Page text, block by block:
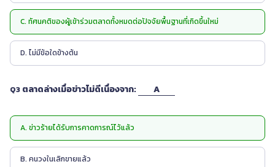
C. ทัศนคติของผู้เข้าร่วมตลาดทั้งหมดต่อปัจจัยพื้นฐานที่เกิดขึ้นใหม่
D. ไม่มีข้อใดข้างต้น
Q3 ตลาดล่างเมื่อข่าวไม่ดีเนื่องจาก: A
A. ข่าวร้ายได้รับการคาดการณ์ไว้แล้ว
B. คนวงในเลิกขายแล้ว